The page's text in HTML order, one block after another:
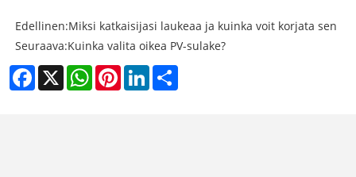
Edellinen:Miksi katkaisijasi laukeaa ja kuinka voit korjata sen
Seuraava:Kuinka valita oikea PV-sulake?
Facebook
X WhatsAppPinterestLinkedIn